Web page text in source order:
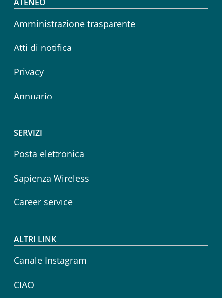
Footer menu
ATENEO
Amministrazione trasparente
Atti di notifica
Privacy
Annuario
SERVIZI
Posta elettronica
Sapienza Wireless
Career service
ALTRI LINK
Canale Instagram
CIAO